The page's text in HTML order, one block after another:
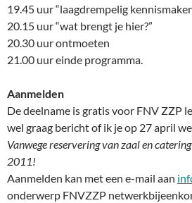
19.45 uur “laagdrempelig
20.15 uur “wat brengt je hier?”
20.30 uur ontmoeten
21.00 uur einde programma.
Aanmelden
De deelname is gratis voor FNV ZZP
wel graag bericht of ik je op 27 april
Vanwege reservering van zaal en
2011!
Aanmelden kan met een e-mail aan
onderwerp FNVZZP